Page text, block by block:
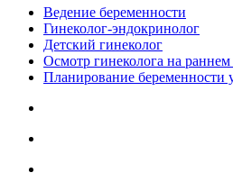
Ведение беременности
Гинеколог-эндокринолог
Детский гинеколог
Осмотр гинеколога на раннем
Планирование беременности